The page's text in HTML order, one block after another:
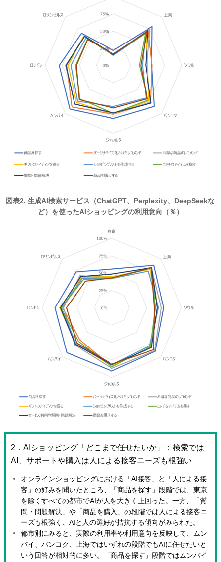
図表2. 生成AI検索サービス（ChatGPT、Perplexity、DeepSeekな
ど）を使ったAIショッピングの利用意向（％）
2．AIショッピング「どこまで任せたいか」：検索では
AI、サポートや購入は人による接客ニーズも根強い
オンラインショッピングにおける「AI接客」と「人による接
客」の好みを聞いたところ、「商品を探す」段階では、東京
を除くすべての都市でAIが人を大きく上回った。一方、「質
問・問題解決」や「商品を購入」の段階では人による接客ニ
ーズも根強く、AIと人の選好が拮抗する傾向がみられた。
都市別にみると、実際の利用率や利用意向を反映して、ムン
バイ、バンコク、上海ではいずれの段階でもAIに任せたいと
いう回答が相対的に多い。「商品を探す」段階ではムンバイ